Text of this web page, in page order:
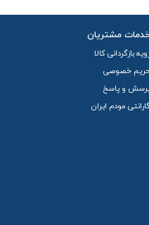
مشتریان
بازگردانی کالا
خصوصی
و پاسخ
مودم ایران